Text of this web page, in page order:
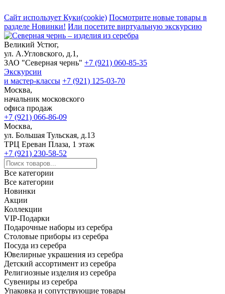
Сайт использует Куки(cookie) Посмотрите новые товары в
разделе Новинки! Или посетите виртуальную экскурсию
Великий Устюг,
ул. А.Угловского, д.1,
ЗАО "Северная чернь" +7 (921) 060-85-35
Экскурсии
и мастер-классы +7 (921) 125-03-70
Москва,
начальник московского
офиса продаж
+7 (921) 066-86-09
Москва,
ул. Большая Тульская, д.13
ТРЦ Ереван Плаза, 1 этаж
+7 (921) 230-58-52
Все категории
Все категории
Новинки
Акции
Коллекции
VIP-Подарки
Подарочные наборы из серебра
Столовые приборы из серебра
Посуда из серебра
Ювелирные украшения из серебра
Детский ассортимент из серебра
Религиозные изделия из серебра
Сувениры из серебра
Упаковка и сопутствующие товары